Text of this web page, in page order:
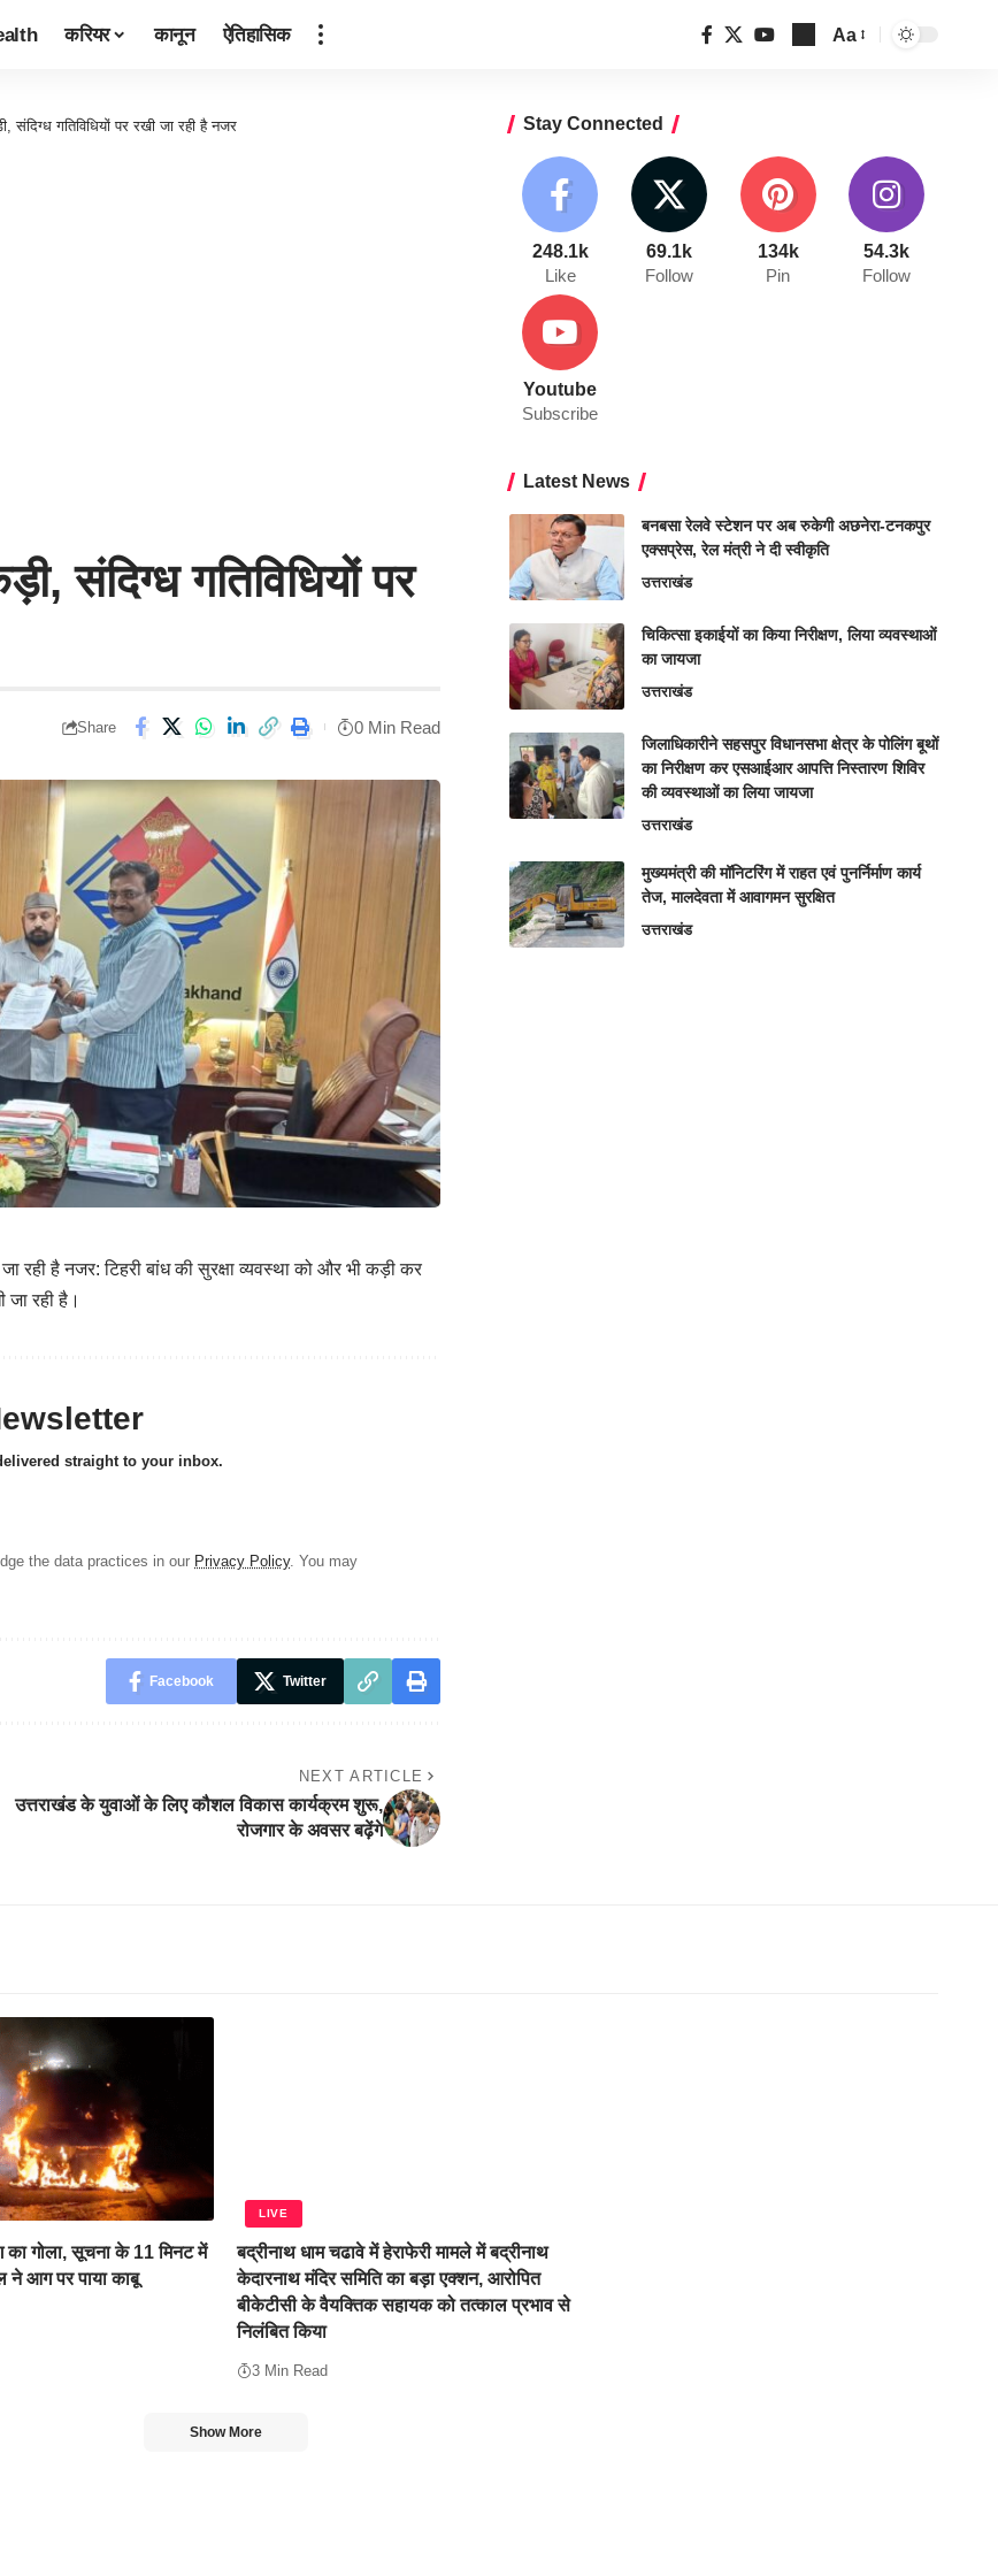
करियर कानून ऐतिहासिक Aa
संदिग्ध गतिविधियों पर रखी जा रही है नजर
संदिग्ध गतिविधियों पर
Share 0 Min Read
जा रही है नजर: टिहरी बांध की सुरक्षा व्यवस्था को और भी कड़ी कर
जा रही है।
straight to your inbox.
the data practices in our Privacy Policy. You may
Facebook Twitter
NEXT ARTICLE
उत्तराखंड के युवाओं के लिए कौशल विकास कार्यक्रम शुरू,
रोजगार के अवसर बढ़ेंगे
Stay Connected
248.1k
Like
69.1k
Follow
134k
Pin
54.3k
Follow
Youtube
Subscribe
Latest News
बनबसा रेलवे स्टेशन पर अब रुकेगी अछनेरा-टनकपुर
एक्सप्रेस, रेल मंत्री ने दी स्वीकृति
उत्तराखंड
चिकित्सा इकाईयों का किया निरीक्षण, लिया व्यवस्थाओं
का जायजा
उत्तराखंड
जिलाधिकारीने सहसपुर विधानसभा क्षेत्र के पोलिंग बूथों
का निरीक्षण कर एसआईआर आपत्ति निस्तारण शिविर
की व्यवस्थाओं का लिया जायजा
उत्तराखंड
मुख्यमंत्री की मॉनिटरिंग में राहत एवं पुनर्निर्माण कार्य
तेज, मालदेवता में आवागमन सुरक्षित
उत्तराखंड
गोला, सूचना के 11 मिनट में
ने आग पर पाया काबू
LIVE
बद्रीनाथ धाम चढावे में हेराफेरी मामले में बद्रीनाथ
केदारनाथ मंदिर समिति का बड़ा एक्शन, आरोपित
बीकेटीसी के वैयक्तिक सहायक को तत्काल प्रभाव से
निलंबित किया
3 Min Read
Show More